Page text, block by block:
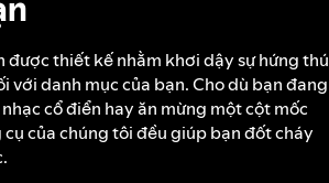
được thiết kế nhằm khơi dậy sự hứng thú
với danh mục của bạn. Cho dù bạn đang
cổ điển hay ăn mừng một cột mốc
của chúng tôi đều giúp bạn đốt cháy